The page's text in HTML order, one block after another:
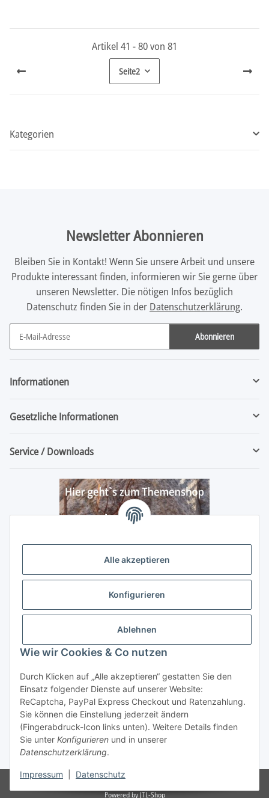
Alle akzeptieren
Konfigurieren
Ablehnen
Wie wir Cookies & Co nutzen
Durch Klicken auf „Alle akzeptieren“ gestatten Sie den
Einsatz folgender Dienste auf unserer Website:
ReCaptcha, PayPal Express Checkout und Ratenzahlung.
Sie können die Einstellung jederzeit ändern
(Fingerabdruck-Icon links unten). Weitere Details finden
Sie unter Konfigurieren und in unserer
Datenschutzerklärung.
Impressum Datenschutz
Artikel 41 - 80 von 81
Seite2
Kategorien
Newsletter Abonnieren
Bleiben Sie in Kontakt! Wenn Sie unsere Arbeit und unsere
Produkte interessant finden, informieren wir Sie gerne über
unseren Newsletter. Die nötigen Infos bezüglich
Datenschutz finden Sie in der Datenschutzerklärung.
Abonnieren
Newsletter Abonnieren
Informationen
Gesetzliche Informationen
Service / Downloads
Vertrag widerrufen
* Alle Preise inkl. gesetzlicher USt., zzgl.
Powered byJTL-Shop